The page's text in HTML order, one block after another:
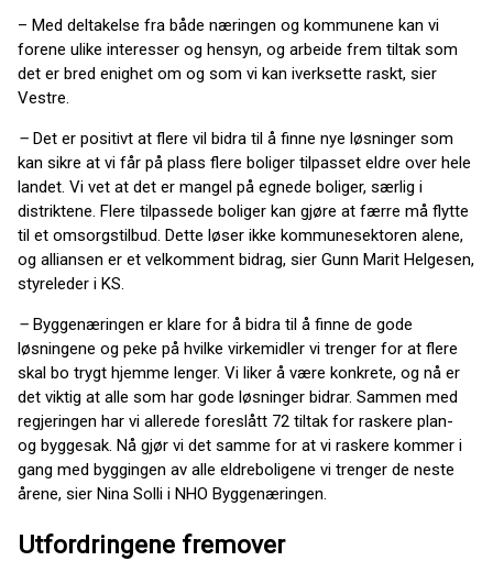
– Med deltakelse fra både næringen og kommunene kan vi
forene ulike interesser og hensyn, og arbeide frem tiltak som
det er bred enighet om og som vi kan iverksette raskt, sier
Vestre.
– Det er positivt at flere vil bidra til å finne nye løsninger som
kan sikre at vi får på plass flere boliger tilpasset eldre over hele
landet. Vi vet at det er mangel på egnede boliger, særlig i
distriktene. Flere tilpassede boliger kan gjøre at færre må flytte
til et omsorgstilbud. Dette løser ikke kommunesektoren alene,
og alliansen er et velkomment bidrag, sier Gunn Marit Helgesen,
styreleder i KS.
– Byggenæringen er klare for å bidra til å finne de gode
løsningene og peke på hvilke virkemidler vi trenger for at flere
skal bo trygt hjemme lenger. Vi liker å være konkrete, og nå er
det viktig at alle som har gode løsninger bidrar. Sammen med
regjeringen har vi allerede foreslått 72 tiltak for raskere plan-
og byggesak. Nå gjør vi det samme for at vi raskere kommer i
gang med byggingen av alle eldreboligene vi trenger de neste
årene, sier Nina Solli i NHO Byggenæringen.
Utfordringene fremover